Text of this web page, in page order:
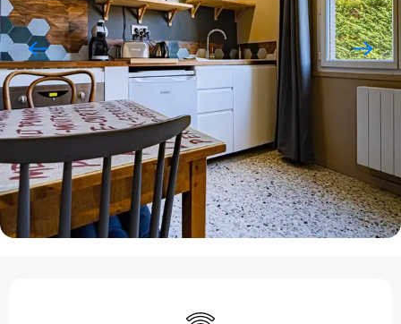
Horarios y datos de
Wifi